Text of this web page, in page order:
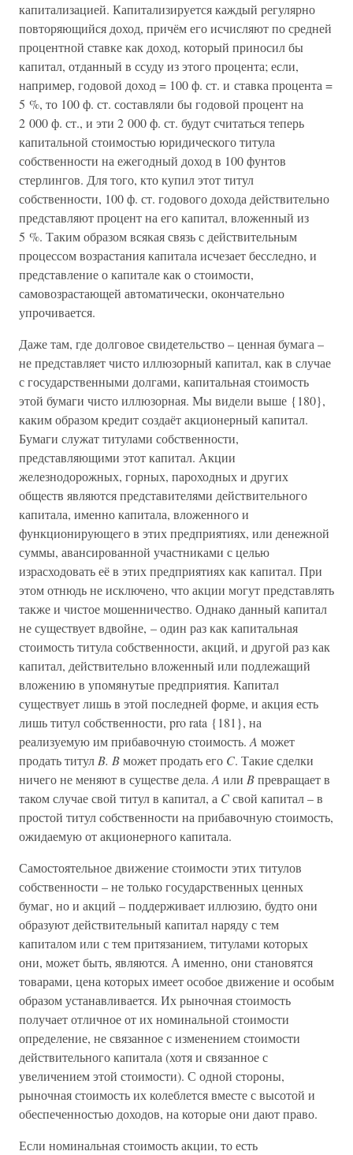
капитализацией. Капитализируется каждый регулярно
повторяющийся доход, причём его исчисляют по средней
процентной ставке как доход, который приносил бы
капитал, отданный в ссуду из этого процента; если,
например, годовой доход = 100 ф. ст. и ставка процента =
5 %, то 100 ф. ст. составляли бы годовой процент на
2 000 ф. ст., и эти 2 000 ф. ст. будут считаться теперь
капитальной стоимостью юридического титула
собственности на ежегодный доход в 100 фунтов
стерлингов. Для того, кто купил этот титул
собственности, 100 ф. ст. годового дохода действительно
представляют процент на его капитал, вложенный из
5 %. Таким образом всякая связь с действительным
процессом возрастания капитала исчезает бесследно, и
представление о капитале как о стоимости,
самовозрастающей автоматически, окончательно
упрочивается.
Даже там, где долговое свидетельство – ценная бумага –
не представляет чисто иллюзорный капитал, как в случае
с государственными долгами, капитальная стоимость
этой бумаги чисто иллюзорная. Мы видели выше {180},
каким образом кредит создаёт акционерный капитал.
Бумаги служат титулами собственности,
представляющими этот капитал. Акции
железнодорожных, горных, пароходных и других
обществ являются представителями действительного
капитала, именно капитала, вложенного и
функционирующего в этих предприятиях, или денежной
суммы, авансированной участниками с целью
израсходовать её в этих предприятиях как капитал. При
этом отнюдь не исключено, что акции могут представлять
также и чистое мошенничество. Однако данный капитал
не существует вдвойне, – один раз как капитальная
стоимость титула собственности, акций, и другой раз как
капитал, действительно вложенный или подлежащий
вложению в упомянутые предприятия. Капитал
существует лишь в этой последней форме, и акция есть
лишь титул собственности, pro rata {181}, на
реализуемую им прибавочную стоимость. A может
продать титул B. Bможет продать его C. Такие сделки
ничего не меняют в существе дела. A или Bпревращает в
таком случае свой титул в капитал, а Cсвой капитал – в
простой титул собственности на прибавочную стоимость,
ожидаемую от акционерного капитала.
Самостоятельное движение стоимости этих титулов
собственности – не только государственных ценных
бумаг, но и акций – поддерживает иллюзию, будто они
образуют действительный капитал наряду с тем
капиталом или с тем притязанием, титулами которых
они, может быть, являются. А именно, они становятся
товарами, цена которых имеет особое движение и особым
образом устанавливается. Их рыночная стоимость
получает отличное от их номинальной стоимости
определение, не связанное с изменением стоимости
действительного капитала (хотя и связанное с
увеличением этой стоимости). С одной стороны,
рыночная стоимость их колеблется вместе с высотой и
обеспеченностью доходов, на которые они дают право.
Если номинальная стоимость акции, то есть